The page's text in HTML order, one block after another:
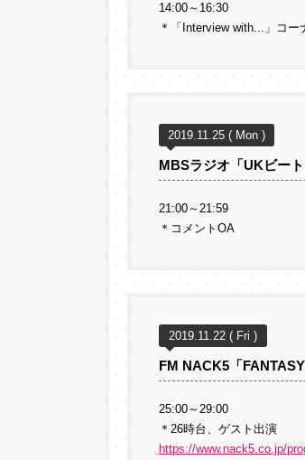
14:00～16:30
＊「Interview with...」コ
2019.11.25 ( Mon )
MBSラジオ「UKビート
21:00～21:59
＊コメントOA
2019.11.22 ( Fri )
FM NACK5「FANTASY
25:00～29:00
＊26時台、ゲスト出演
https://www.nack5.co.jp/